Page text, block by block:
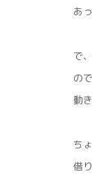
あ
で
の
動
ち
借